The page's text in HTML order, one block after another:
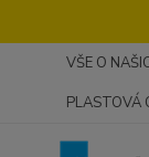
VŠE O
PLASTOVÁ